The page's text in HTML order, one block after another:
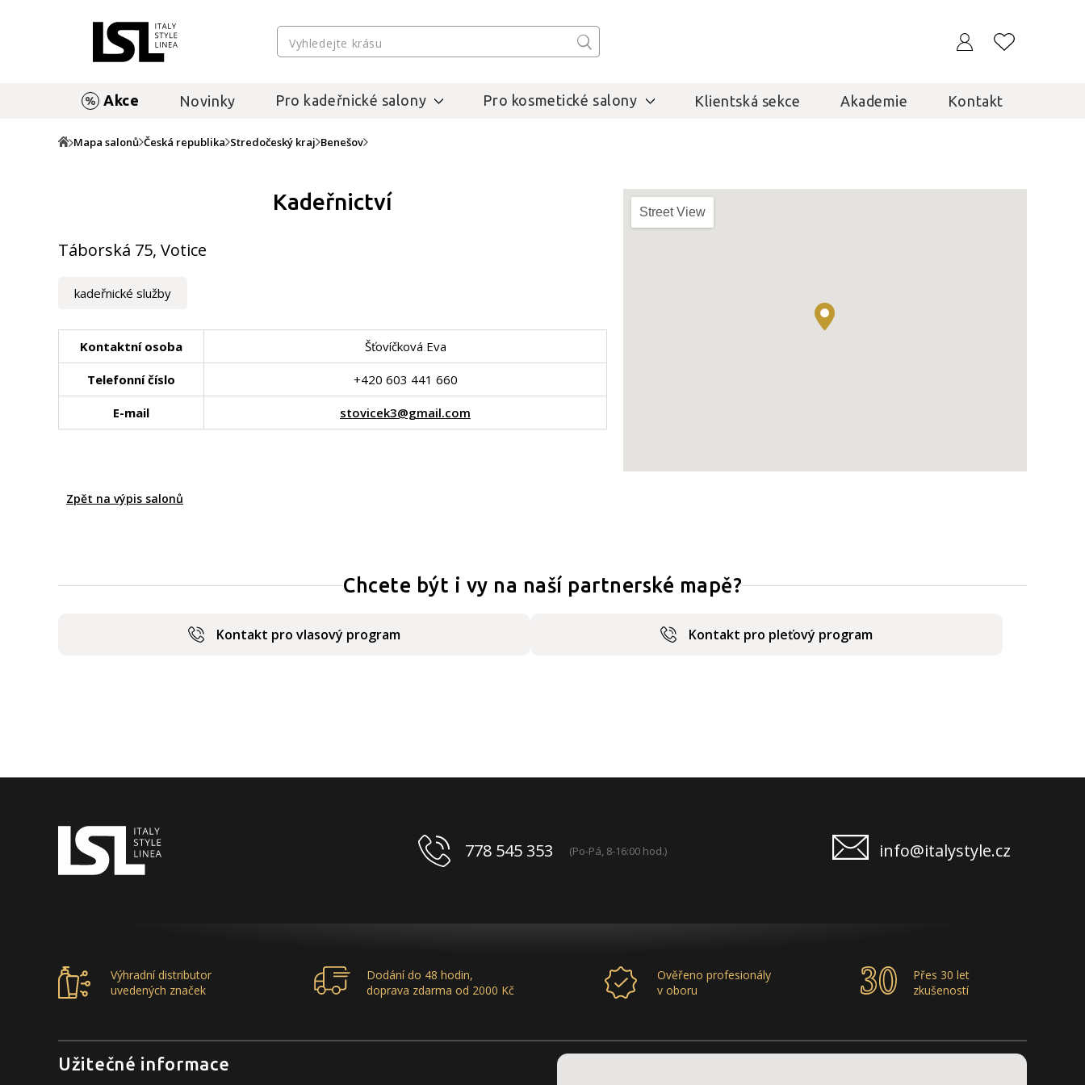
Akce Novinky Pro kadeřnické salony Pro kosmetické salony Klientská sekce Akademie Kontakt
Mapa salonů Česká republika Stredočeský kraj Benešov
Kadeřnictví
Táborská 75, Votice
kadeřnické služby
Kontaktní osoba Šťovíčková Eva
Telefonní číslo +420 603 441 660
E-mail stovicek3@gmail.com
Street View
Zpět na výpis salonů
Chcete být i vy na naší partnerské mapě?
Kontakt pro vlasový program Kontakt pro pleťový program
778 545 353 (Po-Pá, 8-16:00 hod.) info@italystyle.cz
Výhradní distributor
uvedených značek
Dodání do 48 hodin,
doprava zdarma od 2000 Kč
Ověřeno profesionály
v oboru
Přes 30 let
zkušeností
Užitečné informace